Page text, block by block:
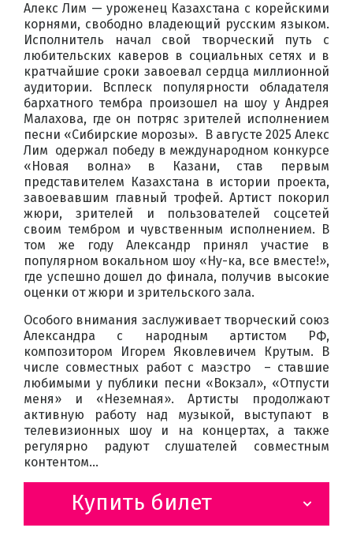
Алекс Лим — уроженец Казахстана с корейскими
корнями, свободно владеющий русским языком.
Исполнитель начал свой творческий путь с
любительских каверов в социальных сетях и в
кратчайшие сроки завоевал сердца миллионной
аудитории. Всплеск популярности обладателя
бархатного тембра произошел на шоу у Андрея
Малахова, где он потряс зрителей исполнением
песни «Сибирские морозы». В августе 2025 Алекс
Лим одержал победу в международном конкурсе
«Новая волна» в Казани, став первым
представителем Казахстана в истории проекта,
завоевавшим главный трофей. Артист покорил
жюри, зрителей и пользователей соцсетей
своим тембром и чувственным исполнением. В
том же году Александр принял участие в
популярном вокальном шоу «Ну-ка, все вместе!»,
где успешно дошел до финала, получив высокие
оценки от жюри и зрительского зала.
Особого внимания заслуживает творческий союз
Александра с народным артистом РФ,
композитором Игорем Яковлевичем Крутым. В
числе совместных работ с маэстро – ставшие
любимыми у публики песни «Вокзал», «Отпусти
меня» и «Неземная». Артисты продолжают
активную работу над музыкой, выступают в
телевизионных шоу и на концертах, а также
регулярно радуют слушателей совместным
контентом…
Купить билет